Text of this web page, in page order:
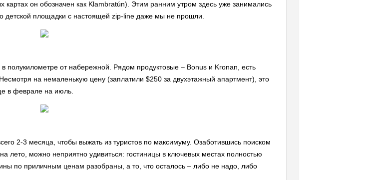
картах он обозначен как Klambratún). Этим ранним утром здесь уже занимались
детской площадки с настоящей zip-line даже мы не прошли.
полукилометре от набережной. Рядом продуктовые – Bonus и Kronan, есть
на немаленькую цену (заплатили $250 за двухэтажный апартмент), это
в феврале на июль.
2-3 месяца, чтобы выжать из туристов по максимуму. Озаботившись поиском
можно неприятно удивиться: гостиницы в ключевых местах полностью
по приличным ценам разобраны, а то, что осталось – либо не надо, либо